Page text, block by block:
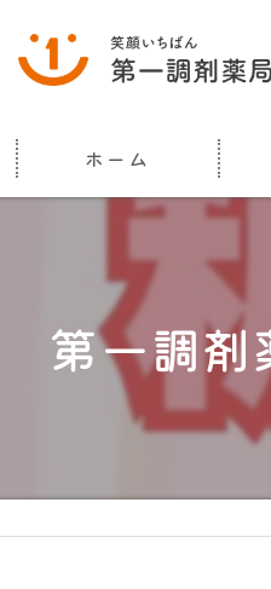
ホーム
ビ
事
第一調